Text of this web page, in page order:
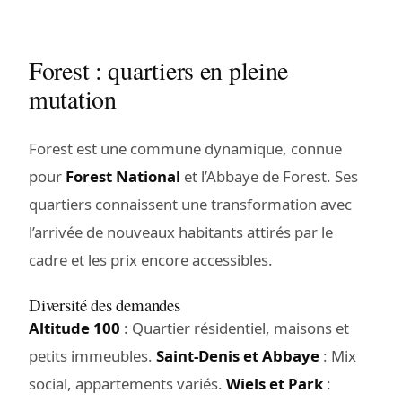
Forest : quartiers en pleine
mutation
Forest est une commune dynamique, connue
pour Forest National et l’Abbaye de Forest. Ses
quartiers connaissent une transformation avec
l’arrivée de nouveaux habitants attirés par le
cadre et les prix encore accessibles.
Diversité des demandes
Altitude 100 : Quartier résidentiel, maisons et
petits immeubles. Saint-Denis et Abbaye : Mix
social, appartements variés. Wiels et Park: